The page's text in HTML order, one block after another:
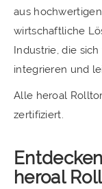
aus
wirtschaftliche
Industrie, die
integrieren und
Alle heroal
zertifiziert.
heroal